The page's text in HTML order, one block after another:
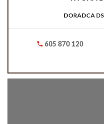
DORADCA
605 870 120